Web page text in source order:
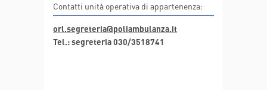
Contatti unità operativa di appartenenza:
orl.segreteria@poliambulanza.it
Tel.: segreteria 030/3518741